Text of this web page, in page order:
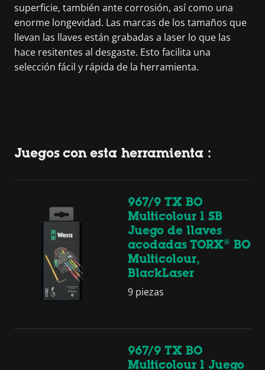
superficie, también ante corrosión, así como una
enorme longevidad. Las marcas de los tamaños que
llevan las llaves están grabadas a laser lo que las
hace resitentes al desgaste. Esto facilita una
selección fácil y rápida de la herramienta.
Juegos con esta herramienta :
967/9 TX BO
Multicolour 1 SB
Juego de llaves
acodadas TORX® BO
Multicolour,
BlackLaser
9 piezas
967/9 TX BO
Multicolour 1 Juego